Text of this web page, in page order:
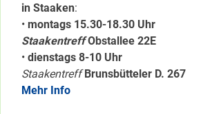
in Staaken:
• montags 15.30-18.30 Uhr
Staakentreff Obstallee 22E
• dienstags 8-10 Uhr
Staakentreff Brunsbütteler D. 267
Mehr Info